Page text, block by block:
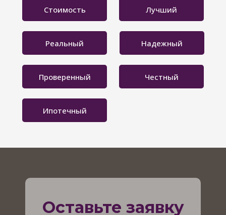
Надежный
Реальный
Ипотечный
Честный
Проверенный
Лучший
Стоимость
Оставьте заявку